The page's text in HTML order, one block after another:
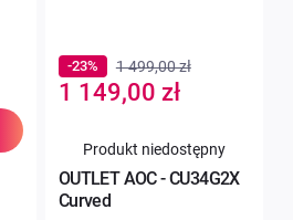
OUTLET AOC - CU34G2X
Curved
Special
Price
1 149,00 zł
-23% 1 499,00 zł
Produkt niedostępny